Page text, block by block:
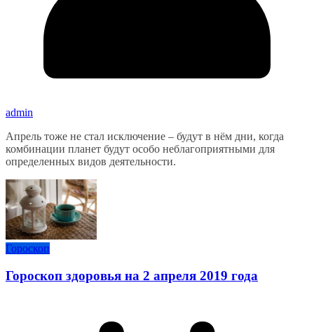
admin
Апрель тоже не стал исключение – будут в нём дни, когда
комбинации планет будут особо неблагоприятными для
определенных видов деятельности.
Гороскоп
Гороскоп здоровья на 2 апреля 2019 года